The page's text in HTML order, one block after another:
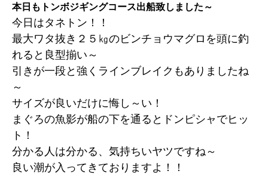
本日もトンボジギングコース出船致しました～
今日はタネトン！！
最大ワタ抜き２５㎏のビンチョウマグロを頭に釣
れると良型揃い～
引きが一段と強くラインブレイクもありましたね
～
サイズが良いだけに悔し～い！
まぐろの魚影が船の下を通るとドンピシャでヒッ
ト！
分かる人は分かる、気持ちいヤツですね～
良い潮が入ってきておりますよ！！